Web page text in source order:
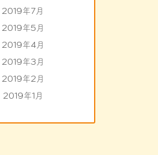
2019年7月
2019年5月
2019年4月
2019年3月
2019年2月
2019年1月